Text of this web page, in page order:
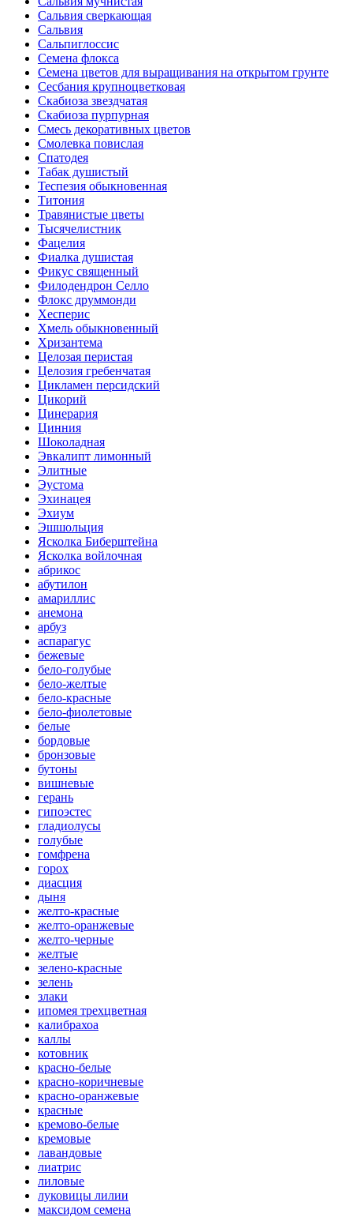
Сальвия сверкающая
Сальвия
Сальпиглоссис
Семена флокса
Семена цветов для выращивания на открытом грунте
Сесбания крупноцветковая
Скабиоза звездчатая
Скабиоза пурпурная
Смесь декоративных цветов
Смолевка повислая
Спатодея
Табак душистый
Теспезия обыкновенная
Титония
Травянистые цветы
Тысячелистник
Фацелия
Фиалка душистая
Фикус священный
Филодендрон Селло
Флокс друммонди
Хесперис
Хмель обыкновенный
Хризантема
Целозая перистая
Целозия гребенчатая
Цикламен персидский
Цикорий
Цинерария
Цинния
Шоколадная
Эвкалипт лимонный
Элитные
Эустома
Эхинацея
Эхиум
Эшшольция
Ясколка Биберштейна
Ясколка войлочная
абрикос
абутилон
амариллис
анемона
арбуз
аспарагус
бежевые
бело-голубые
бело-желтые
бело-красные
бело-фиолетовые
белые
бордовые
бронзовые
бутоны
вишневые
герань
гипоэстес
гладиолусы
голубые
гомфрена
горох
диасция
дыня
желто-красные
желто-оранжевые
желто-черные
желтые
зелено-красные
зелень
злаки
ипомея трехцветная
калибрахоа
каллы
котовник
красно-белые
красно-коричневые
красно-оранжевые
красные
кремово-белые
кремовые
лавандовые
лиатрис
лиловые
луковицы лилии
максидом семена